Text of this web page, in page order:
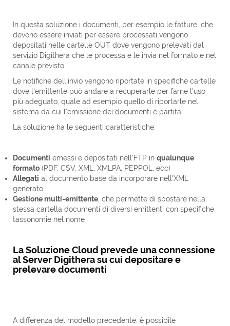
In questa soluzione i documenti, per esempio le fatture, che
devono essere inviati per essere processati vengono
depositati nelle cartelle OUT dove vengono prelevati dal
servizio Digithera che le processa e le invia nel formato e nel
canale previsto.
Le notifiche dell'invio vengono riportate in specifiche cartelle
dove l'emittente può andare a recuperarle per farne l'uso
più adeguato, quale ad esempio quello di riportarle nel
sistema da cui l'emissione dei documenti è partita.
La soluzione ha le seguenti caratteristiche:
Documenti emessi e depositati nell'FTP in qualunque
formato (PDF, CSV, XML, XMLPA, PEPPOL, ecc)
Allegati al documento base da incorporare nell'XML
generato
Gestione multi-emittente , che permette di spostare nella
stessa cartella documenti di diversi emittenti con specifiche
tassonomie nel nome
La Soluzione Cloud prevede una connessione
al Server Digithera su cui depositare e
prelevare documenti
A differenza del modello precedente, è possibile